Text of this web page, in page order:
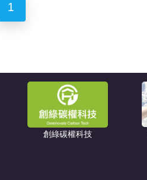
1
創綠碳權科技